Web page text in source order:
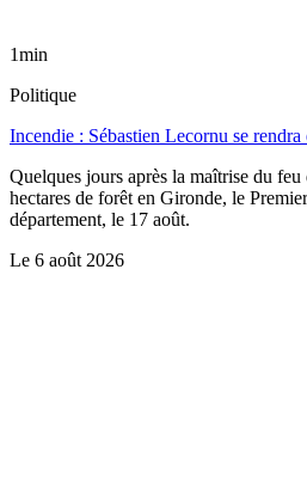
1min
Politique
Incendie : Sébastien Lecornu se
Quelques jours après la maîtrise du
hectares de forêt en Gironde, le
département, le 17 août.
Le 6 août 2026